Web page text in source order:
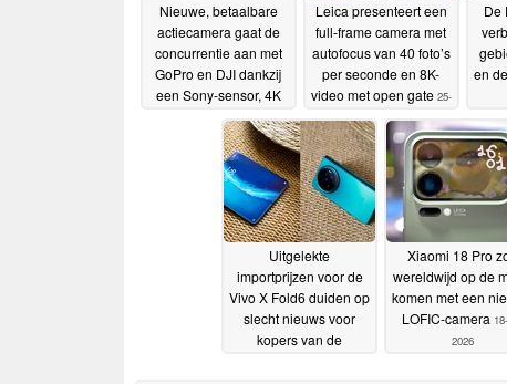
Nieuwe, betaalbare
actiecamera gaat de
concurrentie aan met
GoPro en DJI dankzij
een Sony-sensor, 4K
en dat voor de helft van
25-06-2026
Leica presenteert een
full-frame camera met
autofocus van 40 foto’s
per seconde en 8K-
video met open gate 25-
06-2026
De
en
Uitgelekte
importprijzen voor de
Vivo X Fold6 duiden op
slecht nieuws voor
kopers van de
Xiaomi 18 Pro
wereldwijd op de
komen met een
LOFIC-camera
2026